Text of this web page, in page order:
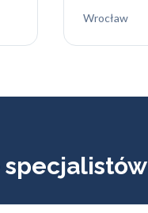
Wrocław
specjalistów